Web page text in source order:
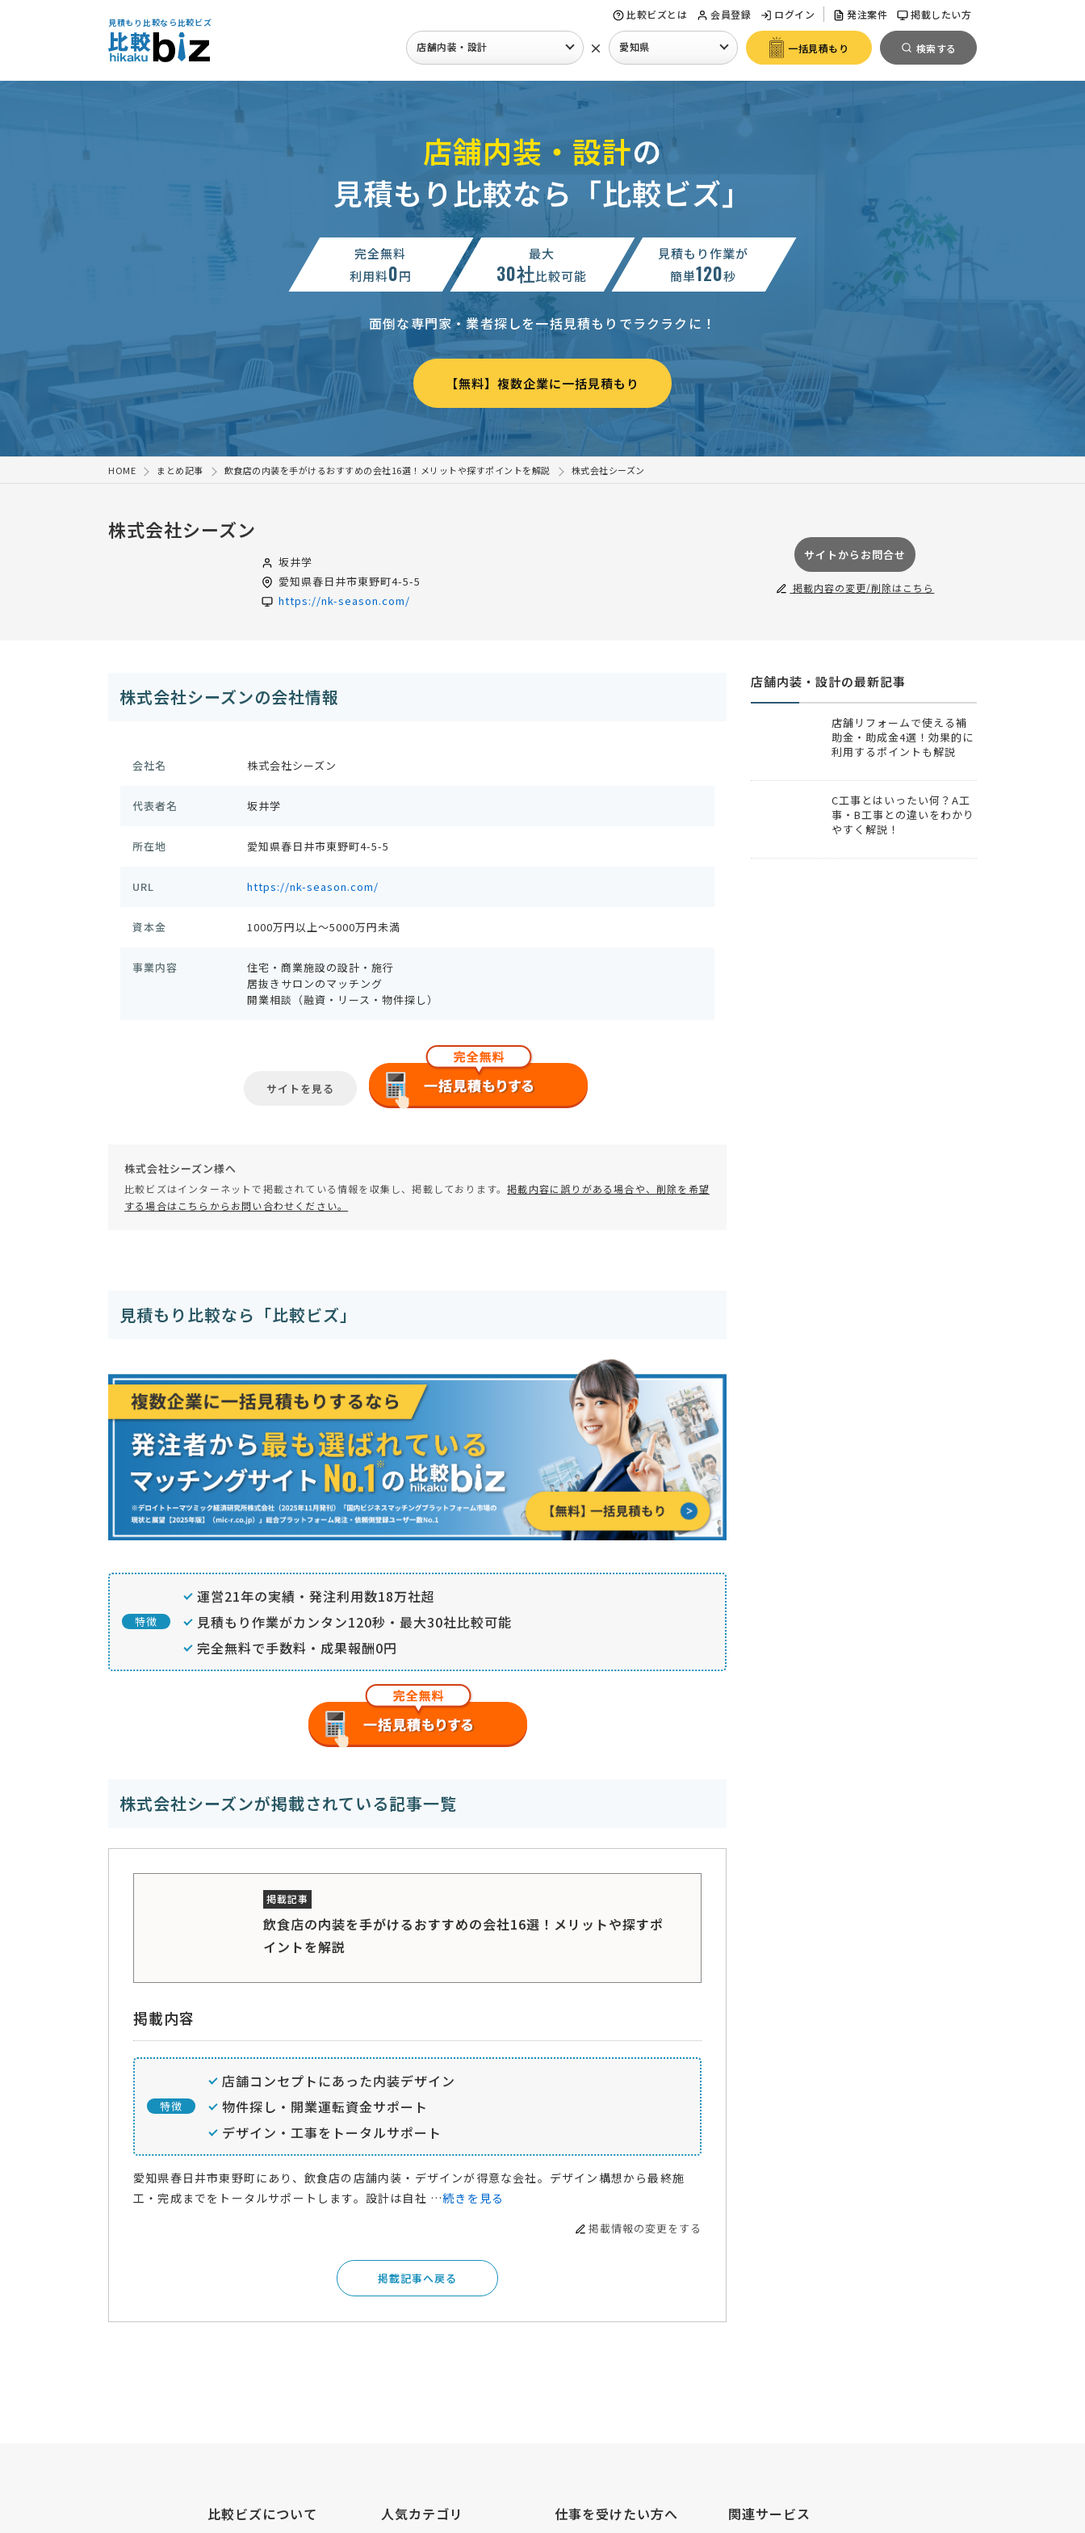
見積もり比較なら比較ビズ
比較ビズとは 会員登録 ログイン 発注案件 掲載したい方
店舗内装・設計 × 愛知県 一括見積もり 検索する
店舗内装・設計の
見積もり比較なら「比較ビズ」
完全無料
利用料0円
最大
30社比較可能
見積もり作業が
簡単120秒
面倒な専門家・業者探しを一括見積もりでラクラクに！
【無料】複数企業に一括見積もり
HOME まとめ記事 飲食店の内装を手がけるおすすめの会社16選！メリットや探すポイントを解説 株式会社シーズン
株式会社シーズン
坂井学
愛知県春日井市東野町4-5-5
https://nk-season.com/
サイトからお問合せ
掲載内容の変更/削除はこちら
株式会社シーズンの会社情報
会社名 株式会社シーズン
代表者名 坂井学
所在地 愛知県春日井市東野町4-5-5
URL https://nk-season.com/
資本金 1000万円以上～5000万円未満
事業内容
住宅・商業施設の設計・施行
居抜きサロンのマッチング
開業相談（融資・リース・物件探し）
サイトを見る
株式会社シーズン様へ
比較ビズはインターネットで掲載されている情報を収集し、掲載しております。掲載内容に誤りがある場合や、削除を希望
する場合はこちらからお問い合わせください。
見積もり比較なら「比較ビズ」
特徴
運営21年の実績・発注利用数18万社超
見積もり作業がカンタン120秒・最大30社比較可能
完全無料で手数料・成果報酬0円
株式会社シーズンが掲載されている記事一覧
飲食店の内装を手がけるおすすめの会社16選！メリットや探すポ
イントを解説
掲載内容
特徴
店舗コンセプトにあった内装デザイン
物件探し・開業運転資金サポート
デザイン・工事をトータルサポート
愛知県春日井市東野町にあり、飲食店の店舗内装・デザインが得意な会社。デザイン構想から最終施
工・完成までをトータルサポートします。設計は自社 …続きを見る
掲載情報の変更をする
掲載記事へ戻る
店舗内装・設計の最新記事
店舗リフォームで使える補
助金・助成金4選！効果的に
利用するポイントも解説
C工事とはいったい何？A工
事・B工事との違いをわかり
やすく解説！
比較ビズについて 人気カテゴリ 仕事を受けたい方へ 関連サービス